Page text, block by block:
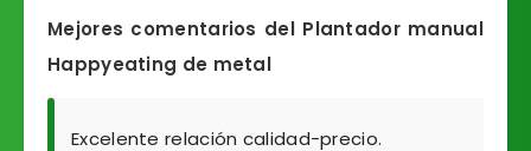
Mejores comentarios del Plantador manual
Happyeating de metal
Excelente relación calidad-precio.